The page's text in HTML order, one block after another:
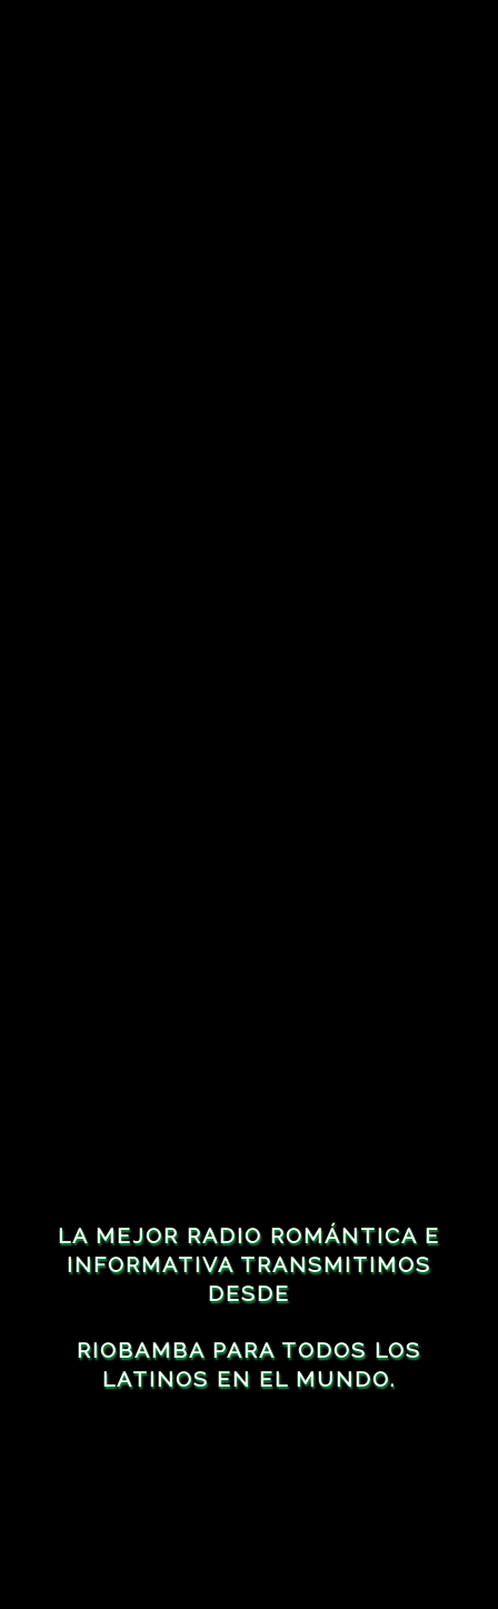
LA MEJOR RADIO ROMÁNTICA E
INFORMATIVA TRANSMITIMOS
DESDE
RIOBAMBA PARA TODOS LOS
LATINOS EN EL MUNDO.